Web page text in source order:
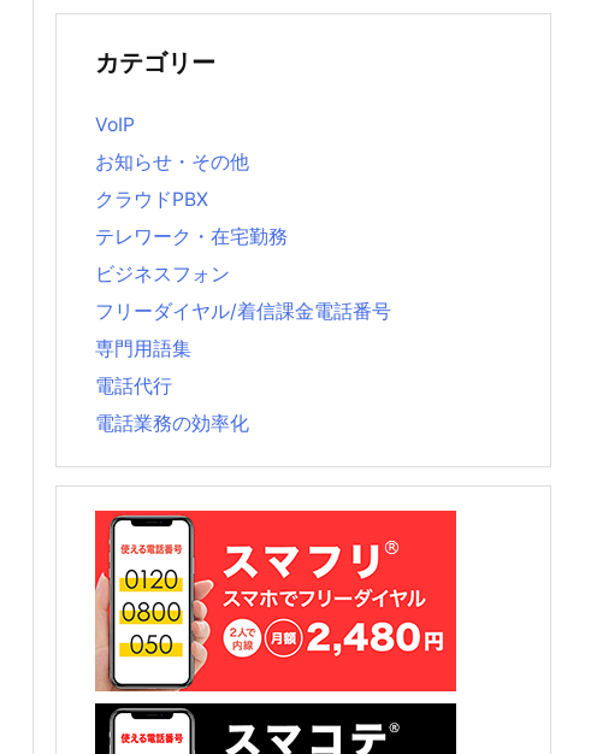
カテゴリー
VoIP
お知らせ・その他
クラウドPBX
テレワーク・在宅勤務
ビジネスフォン
フリーダイヤル/着信課金電話番号
専門用語集
電話代行
電話業務の効率化